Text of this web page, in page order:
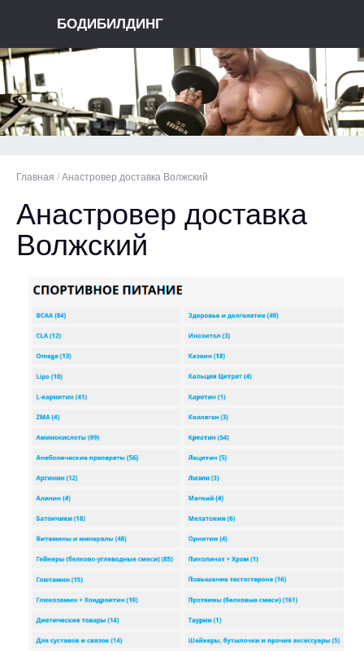
БОДИБИЛДИНГ
Главная / Анастровер доставка Волжский
Анастровер доставка
Волжский